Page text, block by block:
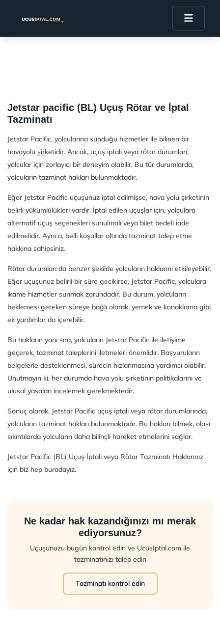
Jetstar pacific (BL) Uçuş Rötar ve İptal
Tazminatı
Jetstar Pacific, yolcularına sunduğu hizmetler ile bilinen bir
havayolu şirketidir. Ancak, uçuş iptali veya rötar durumları,
yolcular için zorlayıcı bir deneyim olabilir. Bu tür durumlarda,
yolcuların tazminat hakları bulunmaktadır.
Eğer Jetstar Pacific uçuşunuz iptal edilmişse, hava yolu şirketinin
belirli yükümlülükleri vardır. İptal edilen uçuşlar için, yolculara
alternatif uçuş seçenekleri sunulmalı veya bilet bedeli iade
edilmelidir. Ayrıca, belli koşullar altında tazminat talep etme
hakkına sahipsiniz.
Rötar durumları da benzer şekilde yolcuların haklarını etkileyebilir.
Eğer uçuşunuz belirli bir süre gecikirse, Jetstar Pacific, yolculara
ikame hizmetler sunmak zorundadır. Bu durum, yolcuların
beklemesi gereken süreye bağlı olarak, yemek ve konaklama gibi
ek yardımlar da içerebilir.
Bu hakların yanı sıra, yolcuların Jetstar Pacific ile iletişime
geçerek, tazminat taleplerini iletmeleri önemlidir. Başvuruların
belgelerle desteklenmesi, sürecin hızlanmasına yardımcı olabilir.
Unutmayın ki, her durumda hava yolu şirketinin politikalarını ve
ulusal yasaları incelemek gerekmektedir.
Sonuç olarak, Jetstar Pacific uçuş iptali veya rötar durumlarında,
yolcuların tazminat hakları bulunmaktadır. Bu hakları bilmek, olası
sıkıntılarda yolcuların daha bilinçli hareket etmelerini sağlar.
Jetstar Pacific (BL) Uçuş İptali veya Rötar Tazminatı Haklarınız
için biz hep buradayız.
Ne kadar hak kazandığınızı mı merak
ediyorsunuz?
Uçuşunuzu bugün kontrol edin ve UcusIptal.com ile
tazminatınızı talep edin
Tazminatı kontrol edin